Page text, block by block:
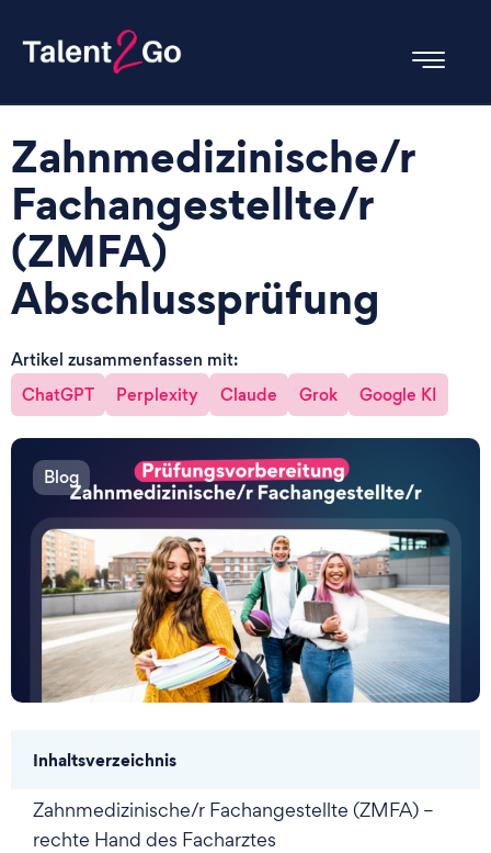
Zahnmedizinische/r
Fachangestellte/r
(ZMFA)
Abschlussprüfung
Artikel zusammenfassen mit:
ChatGPT
Perplexity Claude Grok Google KI
Blog
Inhaltsverzeichnis
Zahnmedizinische/r Fachangestellte (ZMFA) –
rechte Hand des Facharztes